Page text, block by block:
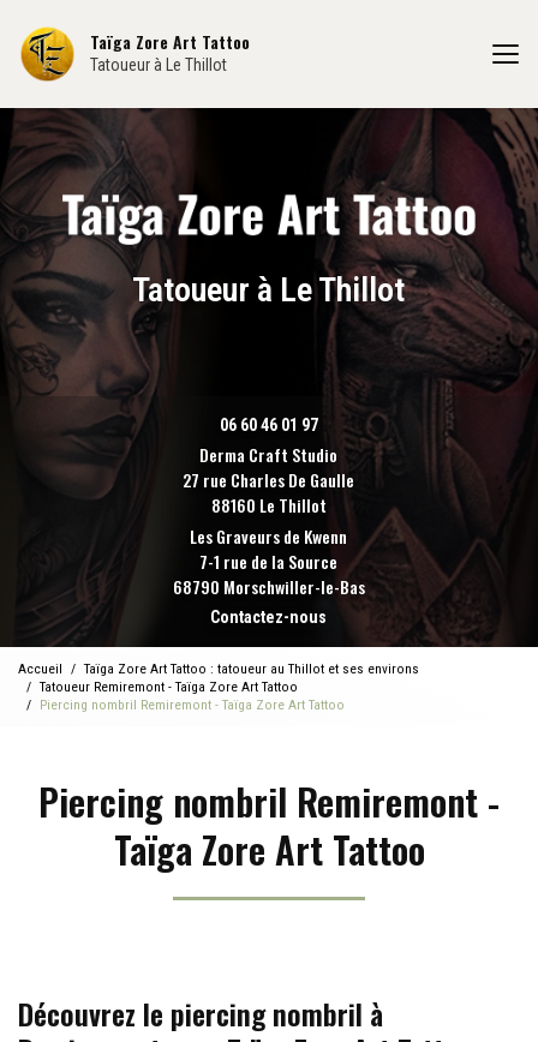
contenu
principal
Taïga Zore Art Tattoo
Tatoueur à Le Thillot
Tatoueur à Le Thillot
06 60 46 01 97
Derma Craft Studio
27 rue Charles De Gaulle
88160 Le Thillot
Les Graveurs de Kwenn
7-1 rue de la Source
68790 Morschwiller-le-Bas
Contactez-nous
Accueil
Taïga Zore Art Tattoo : tatoueur au Thillot et ses environs
Tatoueur Remiremont - Taïga Zore Art Tattoo
Piercing nombril Remiremont - Taïga Zore Art Tattoo
Piercing nombril Remiremont -
Taïga Zore Art Tattoo
Découvrez le piercing nombril à